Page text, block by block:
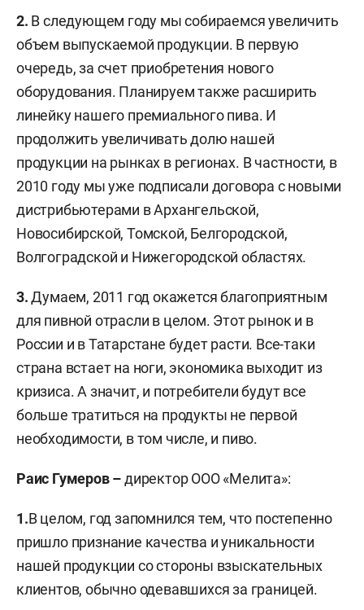
2. В следующем году мы собираемся увеличить
объем выпускаемой продукции. В первую
очередь, за счет приобретения нового
оборудования. Планируем также расширить
линейку нашего премиального пива. И
продолжить увеличивать долю нашей
продукции на рынках в регионах. В частности, в
2010 году мы уже подписали договора с новыми
дистрибьютерами в Архангельской,
Новосибирской, Томской, Белгородской,
Волгоградской и Нижегородской областях.
3.Думаем, 2011 год окажется благоприятным
для пивной отрасли в целом. Этот рынок и в
России и в Татарстане будет расти. Все-таки
страна встает на ноги, экономика выходит из
кризиса. А значит, и потребители будут все
больше тратиться на продукты не первой
необходимости, в том числе, и пиво.
Раис Гумеров –директор ООО «Мелита»:
1.В целом, год запомнился тем, что постепенно
пришло признание качества и уникальности
нашей продукции со стороны взыскательных
клиентов, обычно одевавшихся за границей.